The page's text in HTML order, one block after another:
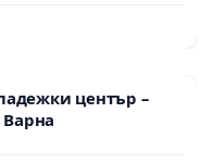
център –
Варна